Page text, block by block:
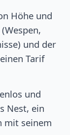
Höhe und
und der
Tarif
und
Nest, ein
mit seinem